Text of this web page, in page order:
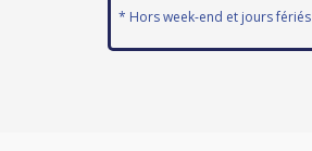
* Hors week-end et jours fériés